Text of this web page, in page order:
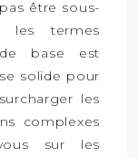
être sous-
les termes
base est
solide pour
les
complexes
sur les